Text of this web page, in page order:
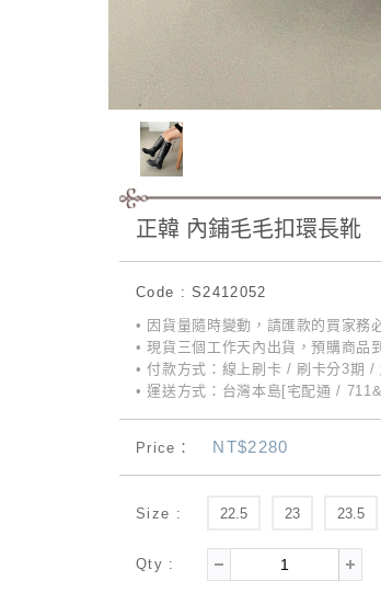
正韓 內鋪毛毛扣環長靴
Code : S2412052
• 因貨量隨時變動，請匯款的買家務
• 現貨三個工作天內出貨，預購商品
• 付款方式：線上刷卡 / 刷卡分3期
• 運送方式：台灣本島[宅配通 /
Price： NT$2280
Size : 22.5 23 23.5
Qty :